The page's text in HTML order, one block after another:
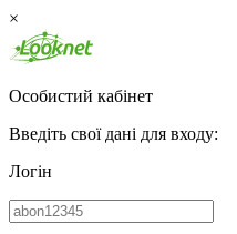
×
Особистий кабінет
Введіть свої дані для входу:
Логін